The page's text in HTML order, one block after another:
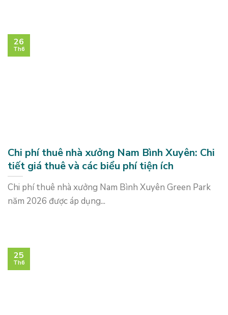
Chi phí thuê nhà xưởng Nam Bình Xuyên: Chi
tiết giá thuê và các biểu phí tiện ích
Chi phí thuê nhà xưởng Nam Bình Xuyên Green Park
năm 2026 được áp dụng...
26
Th6
25
Th6